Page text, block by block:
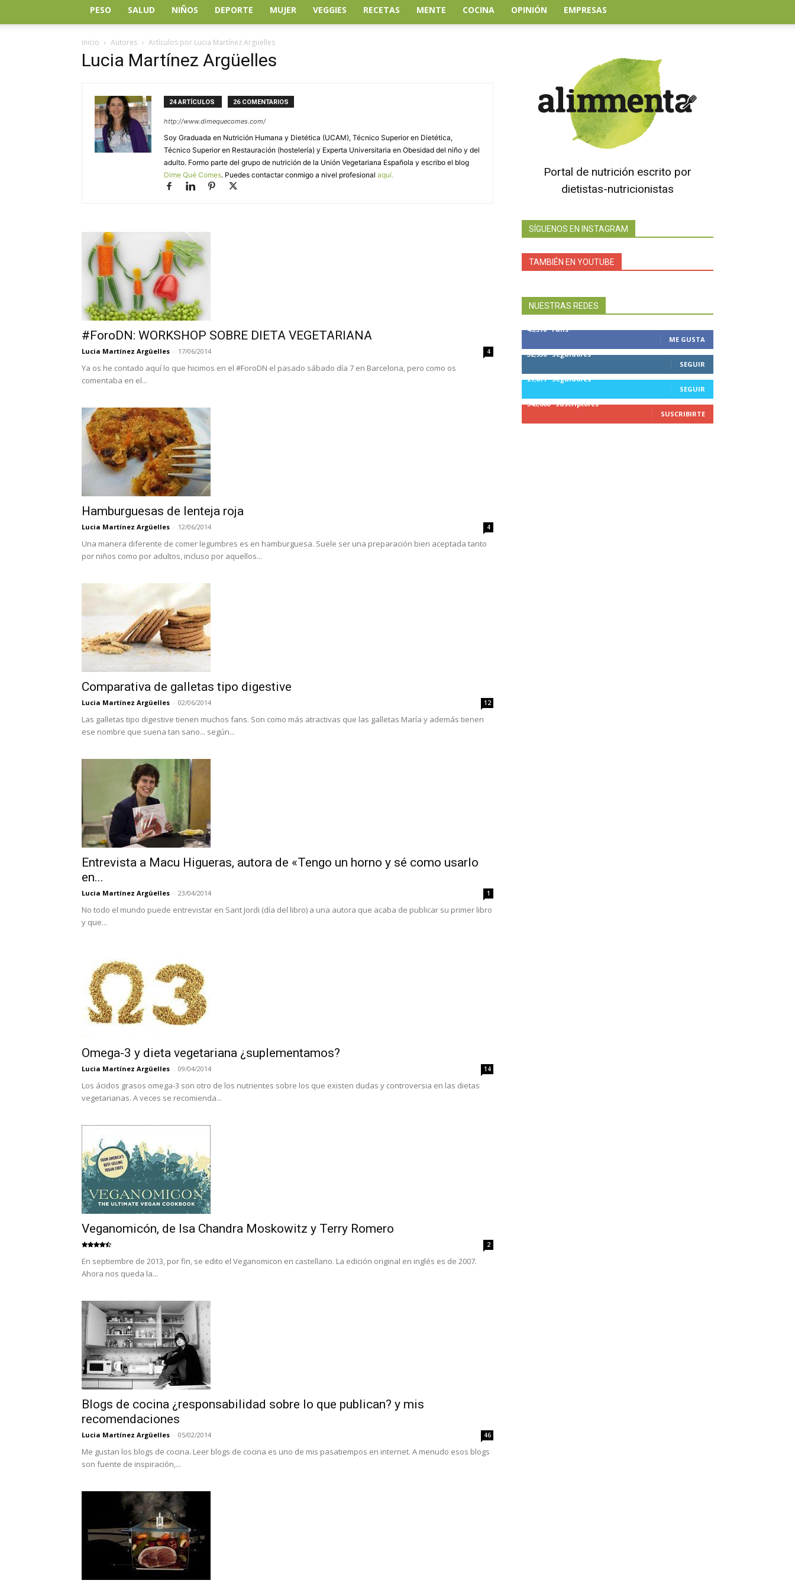
PESO SALUD NIÑOS DEPORTE MUJER VEGGIES RECETAS MENTE COCINA OPINIÓN EMPRESAS
Inicio Autores Artículos por Lucia Martínez Argüelles
Lucia Martínez Argüelles
24 ARTÍCULOS 26 COMENTARIOS
http://www.dimequecomes.com/
Soy Graduada en Nutrición Humana y Dietética (UCAM), Técnico Superior en Dietética,
Técnico Superior en Restauración (hostelería) y Experta Universitaria en Obesidad del niño y del
adulto. Formo parte del grupo de nutrición de la Unión Vegetariana Española y escribo el blog
Dime Qué Comes. Puedes contactar conmigo a nivel profesional aquí.
#ForoDN: WORKSHOP SOBRE DIETA VEGETARIANA
Lucia Martínez Argüelles - 17/06/2014 4
Ya os he contado aquí lo que hicimos en el #ForoDN el pasado sábado día 7 en Barcelona, pero como os
comentaba en el...
Hamburguesas de lenteja roja
Lucia Martínez Argüelles - 12/06/2014 4
Una manera diferente de comer legumbres es en hamburguesa. Suele ser una preparación bien aceptada tanto
por niños como por adultos, incluso por aquellos...
Comparativa de galletas tipo digestive
Lucia Martínez Argüelles - 02/06/2014 12
Las galletas tipo digestive tienen muchos fans. Son como más atractivas que las galletas María y además tienen
ese nombre que suena tan sano... según...
Entrevista a Macu Higueras, autora de «Tengo un horno y sé como usarlo
en...
Lucia Martínez Argüelles - 23/04/2014 1
No todo el mundo puede entrevistar en Sant Jordi (día del libro) a una autora que acaba de publicar su primer libro
y que...
Omega-3 y dieta vegetariana ¿suplementamos?
Lucia Martínez Argüelles - 09/04/2014 14
Los ácidos grasos omega-3 son otro de los nutrientes sobre los que existen dudas y controversia en las dietas
vegetarianas. A veces se recomienda...
Veganomicón, de Isa Chandra Moskowitz y Terry Romero
2
En septiembre de 2013, por fin, se edito el Veganomicon en castellano. La edición original en inglés es de 2007.
Ahora nos queda la...
Blogs de cocina ¿responsabilidad sobre lo que publican? y mis
recomendaciones
Lucia Martínez Argüelles - 05/02/2014 46
Me gustan los blogs de cocina. Leer blogs de cocina es uno de mis pasatiempos en internet. A menudo esos blogs
son fuente de inspiración,...
Portal de nutrición escrito por
dietistas-nutricionistas
SÍGUENOS EN INSTAGRAM
TAMBIÉN EN YOUTUBE
NUESTRAS REDES
49,578 Fans
ME GUSTA
32,950 Seguidores
SEGUIR
27,671 Seguidores
SEGUIR
545,000 Suscriptores
SUSCRIBIRTE